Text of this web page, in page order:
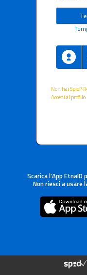
Non hai Spid?
Accedi al profilo
Scarica l'App EtnaID
Non riesci a usare